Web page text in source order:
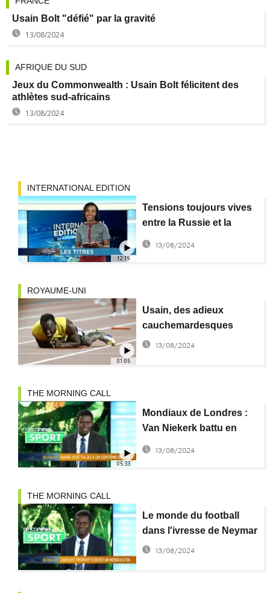
Usain Bolt "défié" par la gravité
13/08/2024
AFRIQUE DU SUD
Jeux du Commonwealth : Usain Bolt félicitent des
athlètes sud-africains
13/08/2024
12:19
INTERNATIONAL EDITION
Tensions toujours vives
entre la Russie et la
Grande-Bretagne
13/08/2024
01:05
ROYAUME-UNI
Usain, des adieux
cauchemardesques
13/08/2024
05:33
THE MORNING CALL
Mondiaux de Londres :
Van Niekerk battu en
final du 200 m
13/08/2024
THE MORNING CALL
Le monde du football
dans l'ivresse de Neymar
13/08/2024